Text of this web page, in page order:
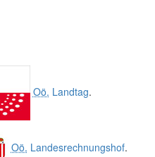
Oö. Landtag.
Oö. Landesrechnungshof.